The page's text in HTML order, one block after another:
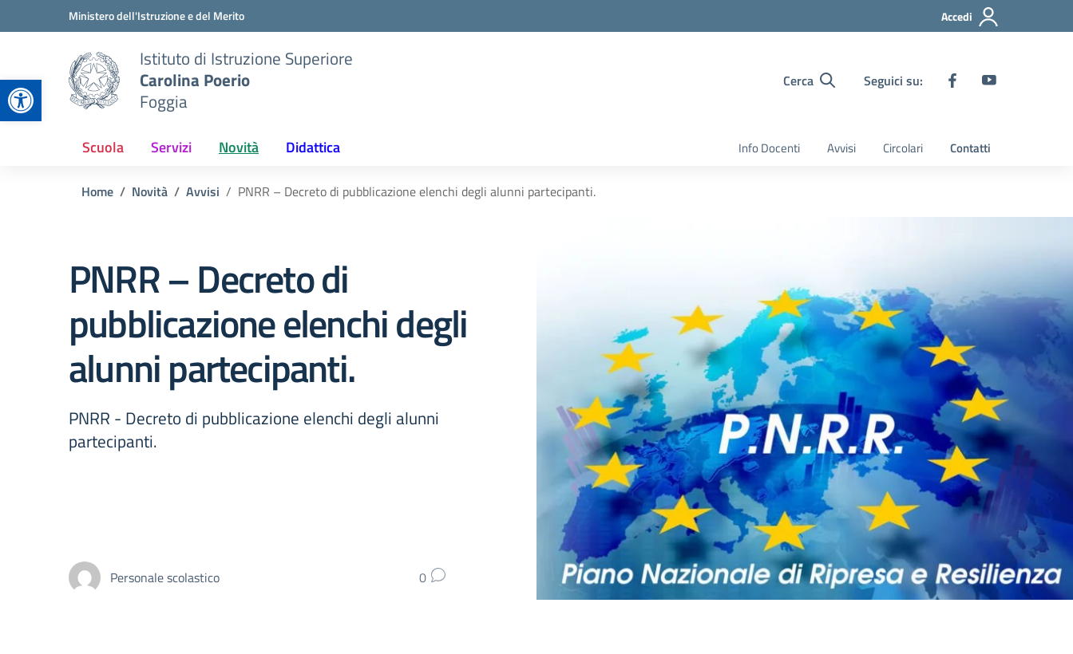
Apri la barra degli strumenti
Vai ai contenuti
Vai al menu di navigazioneMinistero dell'Istruzione e del Merito Accedi
Istituto di Istruzione Superiore
Carolina Poerio
Foggia
Cerca Seguici su:
Scuola Servizi Novità Didattica Info Docenti Avvisi Circolari Contatti
Home Novità Avvisi PNRR – Decreto di pubblicazione elenchi degli alunni partecipanti.
PNRR – Decreto di
pubblicazione elenchi degli
alunni partecipanti.
PNRR - Decreto di pubblicazione elenchi degli alunni
partecipanti.
Personale scolastico 0